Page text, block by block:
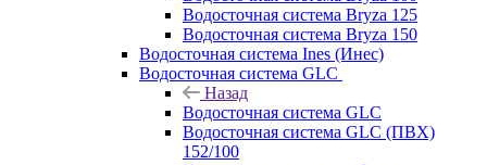
Водосточная система Bryza 125
Водосточная система Bryza 150
Водосточная система Ines (Инес)
Водосточная система GLC
Назад
Водосточная система GLC
Водосточная система GLC (ПВХ)
152/100